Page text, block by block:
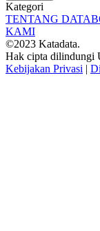
Kategori
TENTANG
KAMI
©2023 Katadata.
Hak cipta dilindungi
Kebijakan Privasi |